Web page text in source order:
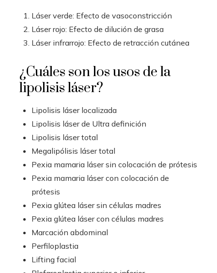
Láser verde: Efecto de vasoconstricción
Láser rojo: Efecto de dilución de grasa
Láser infrarrojo: Efecto de retracción cutánea
¿Cuáles son los usos de la
lipolisis láser?
Lipolisis láser localizada
Lipolisis láser de Ultra definición
Lipolisis láser total
Megalipólisis láser total
Pexia mamaria láser sin colocación de prótesis
Pexia mamaria láser con colocación de
prótesis
Pexia glútea láser sin células madres
Pexia glútea láser con células madres
Marcación abdominal
Perfiloplastia
Lifting facial